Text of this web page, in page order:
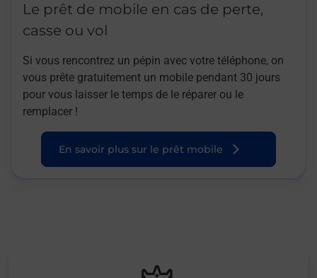
Le prêt de mobile en cas de perte,
casse ou vol
Si vous rencontrez un pépin avec votre téléphone, on
vous prête gratuitement un mobile pendant 30 jours
pour vous laisser le temps de le réparer ou le
remplacer !
En savoir plus sur le prêt mobile